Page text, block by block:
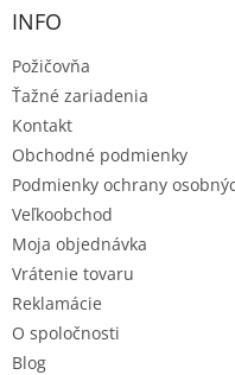
INFO
Požičovňa
Ťažné zariadenia
Kontakt
Obchodné podmienky
Podmienky ochrany
Veľkoobchod
Moja objednávka
Vrátenie tovaru
Reklamácie
O spoločnosti
Blog